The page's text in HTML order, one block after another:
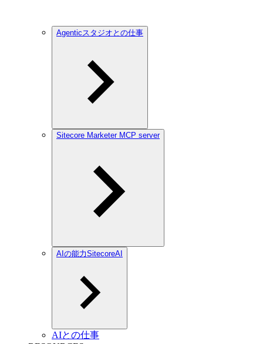
Agenticスタジオとの仕事
Sitecore Marketer MCP server
AIの能力SitecoreAI
AIとの仕事